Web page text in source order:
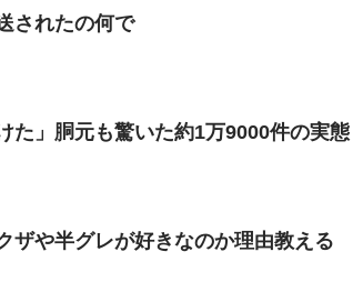
されたの何で
た」胴元も驚いた約1万9000件の実態
ザや半グレが好きなのか理由教える